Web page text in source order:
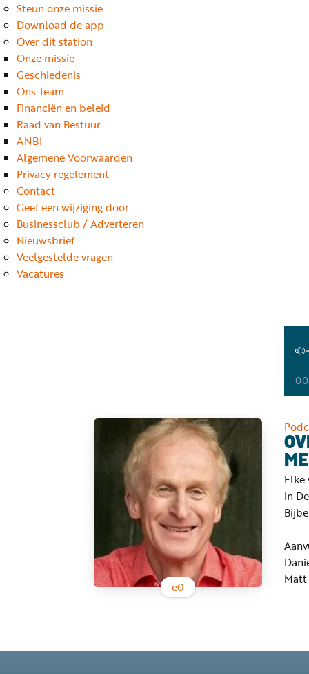
Steun onze missie
Download de app
Over dit station
Onze missie
Geschiedenis
Ons Team
Financiën en beleid
Raad van Bestuur
ANBI
Algemene Voorwaarden
Privacy regelement
Contact
Geef een wijziging door
Businessclub / Adverteren
Nieuwsbrief
Veelgestelde vragen
Vacatures
e0
Elke
in
Matt